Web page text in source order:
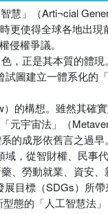
慧」（Arti¬cial
更使得全球各地出現
權爭議。
，正是其本質的體
圖建立一體系化的「
的構想。雖然其確
元宇宙法」（
的成形依舊言之過早。
，從智財權、民事
、勞動就業、資安
目標（SDGs）所
態的「人工智慧法